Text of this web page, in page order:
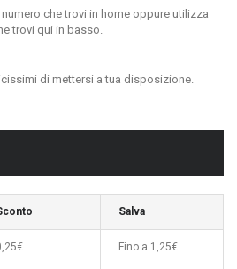
che trovi in home oppure utilizza
trovi qui in basso.
di mettersi a tua disposizione.
Salva
Fino a 1,25€